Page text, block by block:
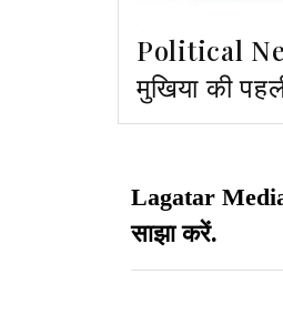
Political
मुखिया की
राज्यसभा हार
Lagatar
साझा करें.